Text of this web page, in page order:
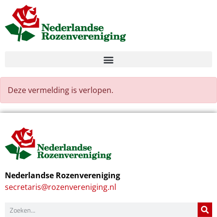
Deze vermelding is verlopen.
Nederlandse Rozenvereniging
secretaris@rozenvereniging.nl